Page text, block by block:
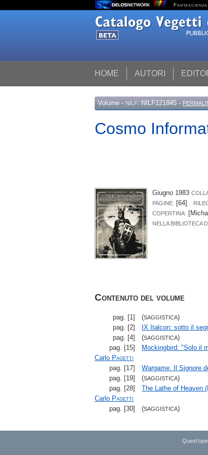
HOME AUTORI
Volume - NILF: NILF121845 -
Cosmo
Giugno 1983
PAGINE: [64]
COPERTINA:
NELLA BIBLIOTECA
Contenuto del volume
pag. [1] (SAGGISTICA)
pag. [2]
IX Italcon: sotto il
pag. [4]
(SAGGISTICA)
pag. [15]
Mockingbird: "Solo il
Carlo Pagetti
pag. [17]
Wargame. Il Signore
pag. [19]
(SAGGISTICA)
pag. [28]
The Lathe of Heaven
Carlo Pagetti
pag. [30]
(SAGGISTICA)